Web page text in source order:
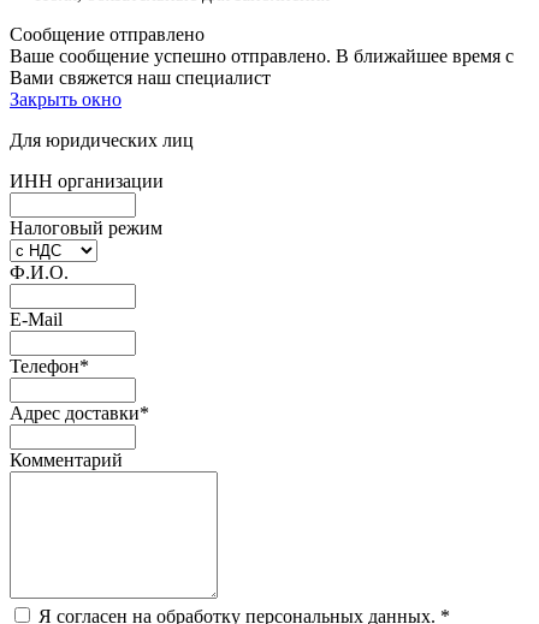
Сообщение отправлено
Ваше сообщение успешно отправлено. В ближайшее время с
Вами свяжется наш специалист
Закрыть окно
Для юридических лиц
ИНН организации
Налоговый режим
Ф.И.О.
E-Mail
Телефон*
Адрес доставки*
Комментарий
Я согласен на обработку персональных данных. *